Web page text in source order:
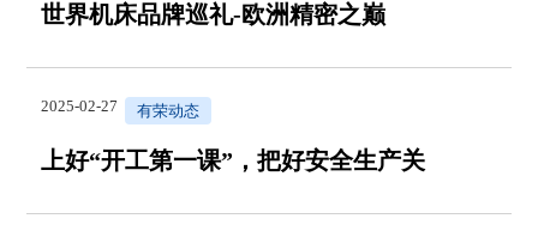
世界机床品牌巡礼-欧洲精密之巅
2025-02-27 有荣动态
上好“开工第一课”，把好安全生产关